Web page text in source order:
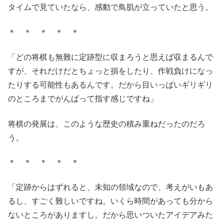
タイムで見ていたなら、感動で鳥肌が立っていたと思う。
＊ ＊ ＊ ＊ ＊
「どの将棋も無難に定跡型に収まろうと思えば収まるんで
すが、それだけだとちょっと損をしたり、作戦負けになっ
たりする可能性もあるんです。だから目いっぱいギリギリ
のところまでがんばって指す感じですね」
将棋の発展は、このような歴史の積み重ねだったのだろ
う。
＊ ＊ ＊ ＊ ＊
「定跡からはずれると、未知の領域なので、考えがいもあ
るし、すごく難しいですね。いくら時間があっても分から
ないところがありますし。だから思いついたアイデアみた